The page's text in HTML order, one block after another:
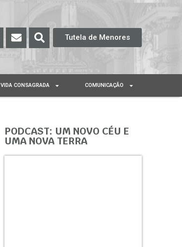
Tutela de Menores
VIDA CONSAGRADA COMUNICAÇÃO
PODCAST: UM NOVO CÉU E
UMA NOVA TERRA